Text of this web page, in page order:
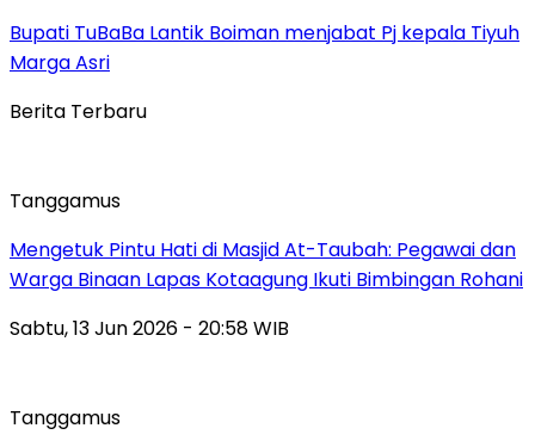
Bupati TuBaBa Lantik Boiman menjabat Pj kepala Tiyuh
Marga Asri
Berita Terbaru
Tanggamus
Mengetuk Pintu Hati di Masjid At-Taubah: Pegawai dan
Warga Binaan Lapas Kotaagung Ikuti Bimbingan Rohani
Sabtu, 13 Jun 2026 - 20:58 WIB
Tanggamus